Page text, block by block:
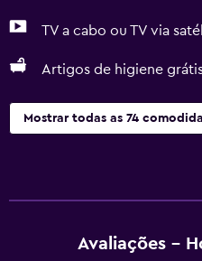
TV a cabo ou TV via
Artigos de higiene
Mostrar todas as 74
Avaliações -